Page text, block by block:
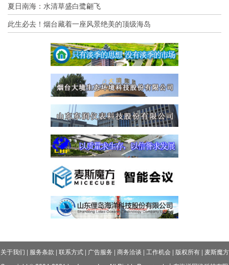
夏日南海：水清草盛白鹭翩飞
此生必去！烟台藏着一座风景绝美的顶级海岛
关于我们 | 服务条款 | 联系方式| 广告服务 | 商务洽谈 | 工作机会| 版权所有| 麦斯魔方